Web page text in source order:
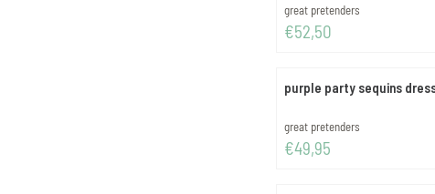
Merk:
great pretenders
Prijs: 52,50
€52,50
purple party sequins
Merk:
great pretenders
Prijs: 49,95
€49,95